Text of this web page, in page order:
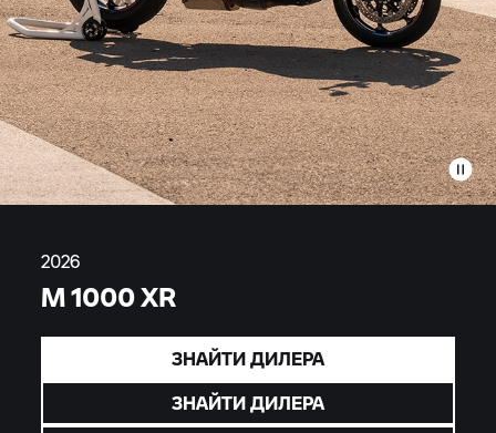
2026
M 1000 XR
ЗНАЙТИ ДИЛЕРА
ЗНАЙТИ ДИЛЕРА